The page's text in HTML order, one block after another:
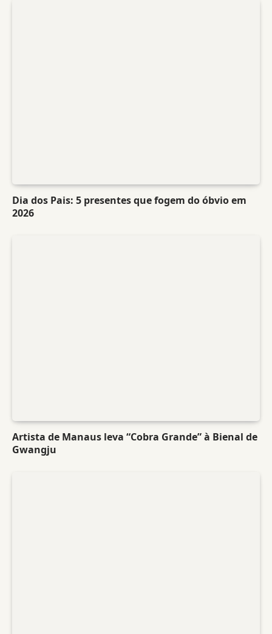
Dia dos Pais: 5 presentes que fogem do óbvio em
2026
Artista de Manaus leva “Cobra Grande” à Bienal de
Gwangju